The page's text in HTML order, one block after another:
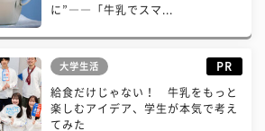
に”――「牛乳でスマ...
大学生活 PR
給食だけじゃない！ 牛乳をもっと
楽しむアイデア、学生が本気で考え
てみた